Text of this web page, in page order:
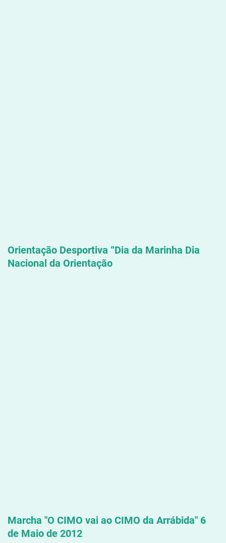
Orientação Desportiva “Dia da Marinha Dia
Nacional da Orientação
Marcha "O CIMO vai ao CIMO da Arrábida" 6
de Maio de 2012